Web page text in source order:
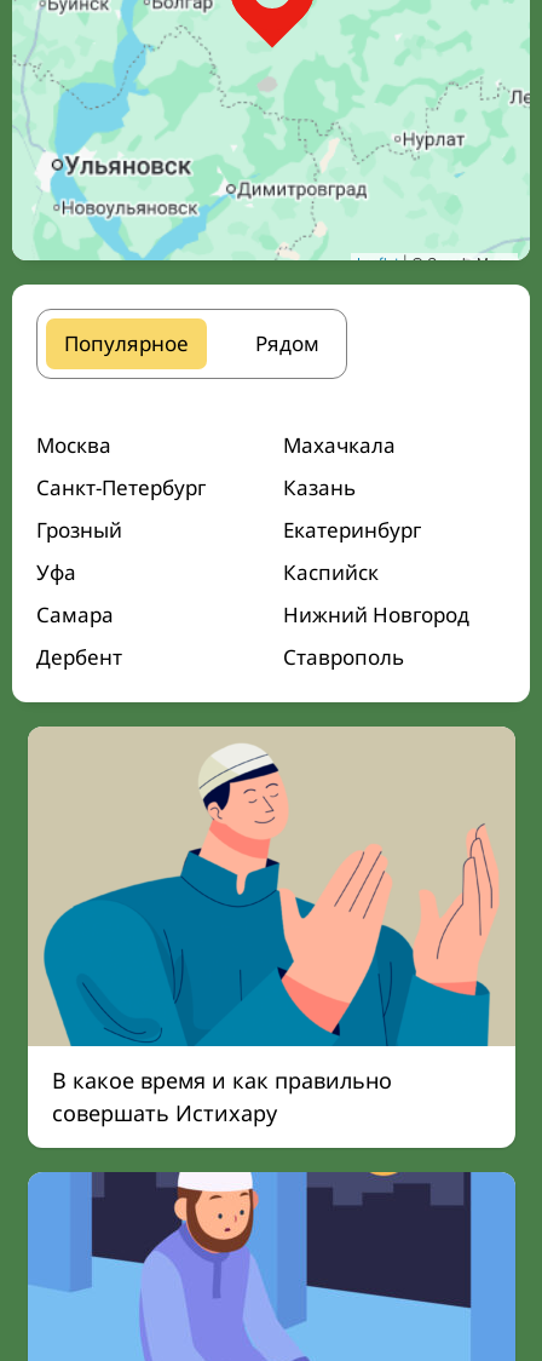
Leaflet| © Google Maps
Популярное Рядом
Москва
Махачкала
Санкт-Петербург
Казань
Грозный
Екатеринбург
Уфа
Каспийск
Самара
Нижний Новгород
Дербент
Ставрополь
В какое время и как правильно
совершать Истихару